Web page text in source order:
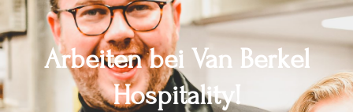
Arbeiten bei Van Berkel
Hospitality!